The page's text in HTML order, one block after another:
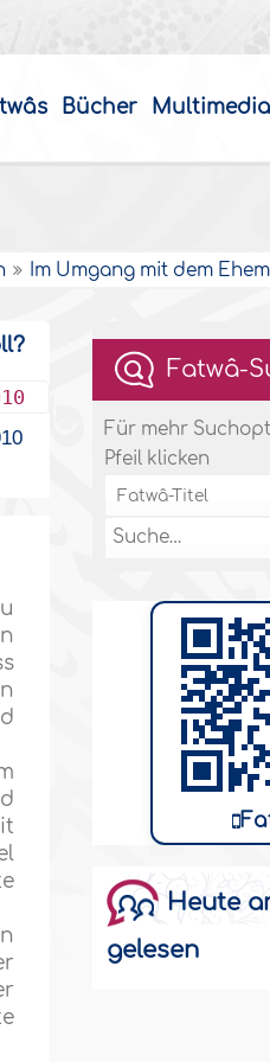
Bücher Multimedia
Im Umgang mit dem
Fatwâ-
Für mehr
Pfeil klicken
Heute
gelesen